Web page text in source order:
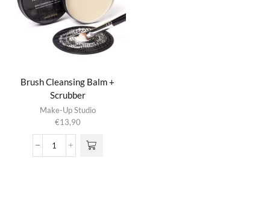
Brush Cleansing Balm +
Scrubber
Make-Up Studio
€13,90
Brush